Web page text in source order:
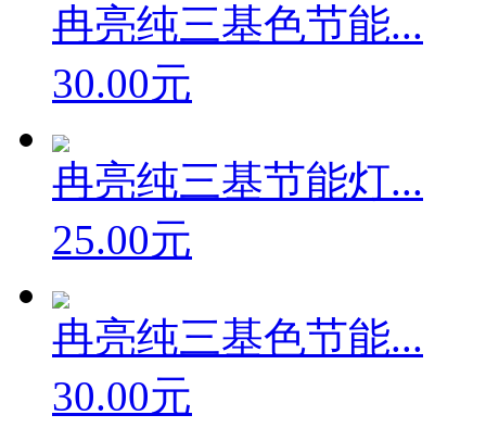
冉亮纯三基色节能...
30.00元
冉亮纯三基节能灯...
25.00元
冉亮纯三基色节能...
30.00元